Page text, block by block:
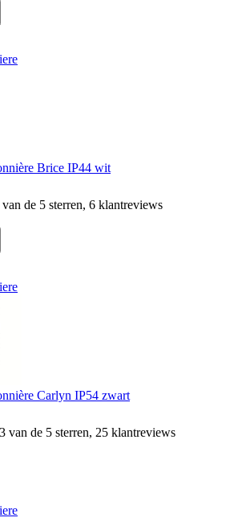
Brice IP44 wit
de 5 sterren, 6 klantreviews
Carlyn IP54 zwart
van de 5 sterren, 25 klantreviews